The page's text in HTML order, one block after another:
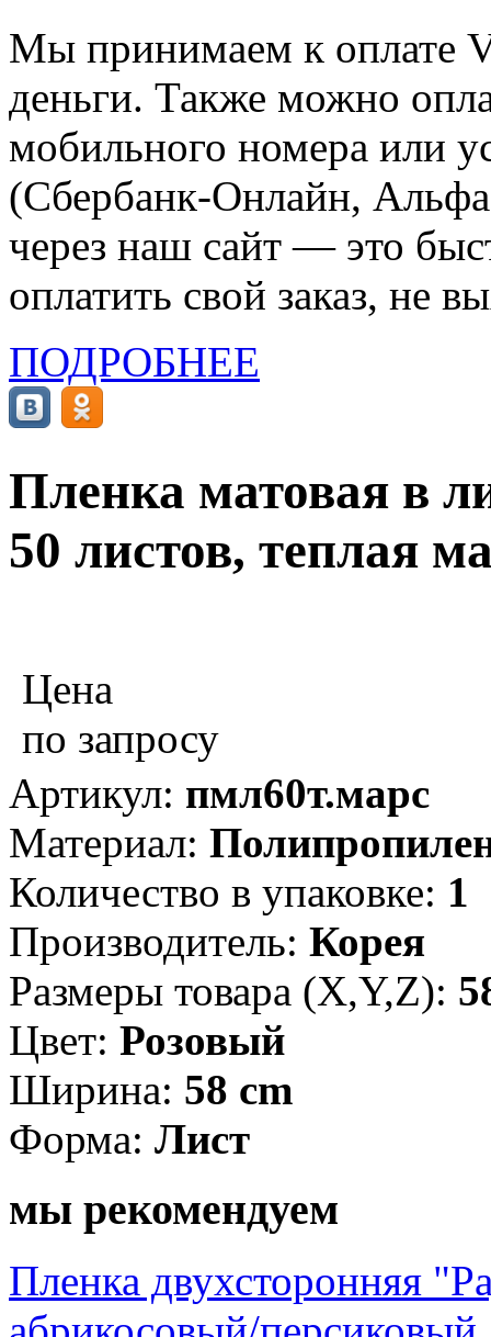
Мы принимаем к оплате
деньги. Также можно
мобильного номера или
(Сбербанк-Онлайн,
через наш сайт — это
оплатить свой заказ, не
ПОДРОБНЕЕ
Пленка матовая в
50 листов, теплая
Цена
по запросу
Артикул: пмл60т.марс
Материал:
Количество в упаковке: 1
Производитель: Корея
Размеры товара (X,Y,Z):
Цвет: Розовый
Ширина: 58 cm
Форма: Лист
мы рекомендуем
Пленка двухсторонняя